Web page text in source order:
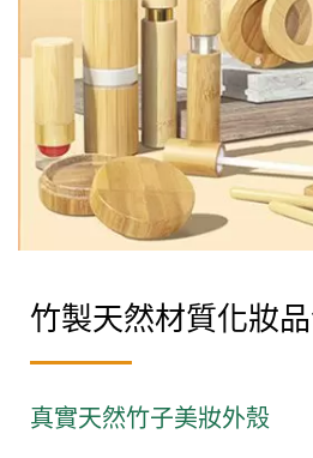
竹製天然材質化妝
真實天然竹子美妝外殼